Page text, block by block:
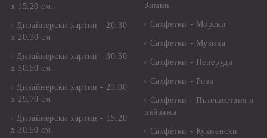
х 15.20 см.
Дизайнерски хартии - 20.30
х 20.30 см.
Дизайнерски хартии - 30.50
х 30.50 см.
Дизайнерски хартии - 21,00
х 29,70 см
Дизайнерски хартии - 15.20
x 30.50 см.
Зимни
Салфетки - Морски
Салфетки - Музика
Салфетки - Пеперуди
Салфетки - Рози
Салфетки - Пътешествия и
пейзажи
Салфетки - Кухненски